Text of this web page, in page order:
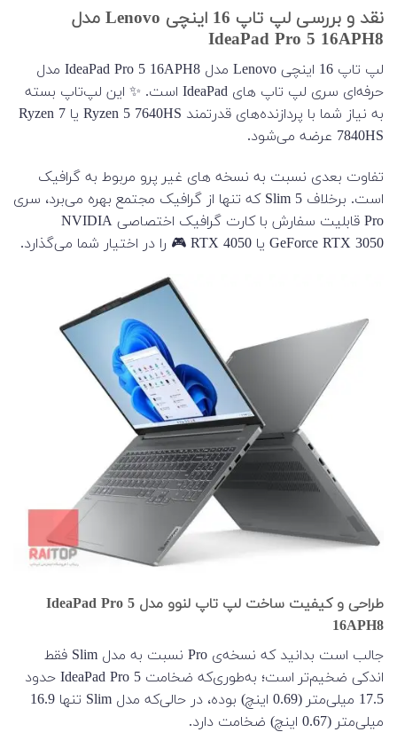
نقد و بررسی لپ تاپ 16 اینچی Lenovo مدل
IdeaPad Pro 5 16APH8
لپ تاپ 16 اینچی Lenovo مدل IdeaPad Pro 5 16APH8 مدل
حرفه‌ای سری لپ تاپ های IdeaPad است. ✨ این لپ‌تاپ بسته
به نیاز شما با پردازنده‌های قدرتمند Ryzen 5 7640HS یا Ryzen 7
7840HS عرضه می‌شود.
تفاوت بعدی نسبت به نسخه های غیر پرو مربوط به گرافیک
است. برخلاف Slim 5 که تنها از گرافیک مجتمع بهره می‌برد، سری
Pro قابلیت سفارش با کارت گرافیک اختصاصی NVIDIA
GeForce RTX 3050 یا RTX 4050 🎮 را در اختیار شما می‌گذارد.
طراحی و کیفیت ساخت لپ تاپ لنوو مدل IdeaPad Pro 5
16APH8
جالب است بدانید که نسخه‌ی Pro نسبت به مدل Slim فقط
اندکی ضخیم‌تر است؛ به‌طوری‌که ضخامت IdeaPad Pro 5 حدود
17.5 میلی‌متر (0.69 اینچ) بوده، در حالی‌که مدل Slim تنها 16.9
میلی‌متر (0.67 اینچ) ضخامت دارد.